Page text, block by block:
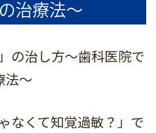
治療法～
なくて知覚過敏？」で